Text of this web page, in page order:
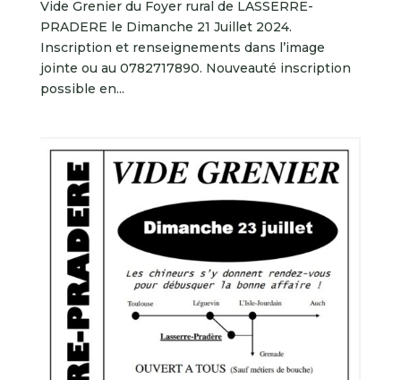
Vide Grenier du Foyer rural de LASSERRE-
PRADERE le Dimanche 21 Juillet 2024.
Inscription et renseignements dans l’image
jointe ou au 0782717890. Nouveauté inscription
possible en...